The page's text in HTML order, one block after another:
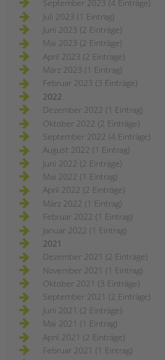
September 2023 (4 Einträge)
Juli 2023 (1 Eintrag)
Juni 2023 (2 Einträge)
Mai 2023 (2 Einträge)
April 2023 (2 Einträge)
März 2023 (1 Eintrag)
Februar 2023 (3 Einträge)
2022
Dezember 2022 (1 Eintrag)
Oktober 2022 (2 Einträge)
September 2022 (4 Einträge)
August 2022 (1 Eintrag)
Juni 2022 (2 Einträge)
Mai 2022 (1 Eintrag)
April 2022 (2 Einträge)
März 2022 (1 Eintrag)
Februar 2022 (1 Eintrag)
Januar 2022 (1 Eintrag)
2021
Dezember 2021 (2 Einträge)
November 2021 (1 Eintrag)
Oktober 2021 (3 Einträge)
September 2021 (2 Einträge)
Juni 2021 (2 Einträge)
Mai 2021 (1 Eintrag)
April 2021 (2 Einträge)
Februar 2021 (1 Eintrag)